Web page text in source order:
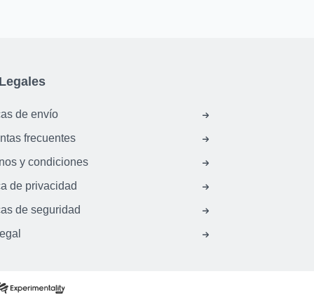
de envío
frecuentes
y condiciones
de privacidad
de seguridad